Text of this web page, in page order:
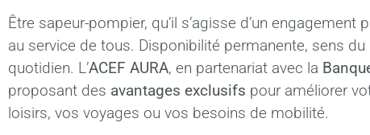
Être sapeur-pompier, qu’il s’agisse d’un
au service de tous. Disponibilité permanente, sens
quotidien. L’ACEF AURA, en partenariat avec la
proposant des avantages exclusifs pour améliorer
loisirs, vos voyages ou vos besoins de mobilité.